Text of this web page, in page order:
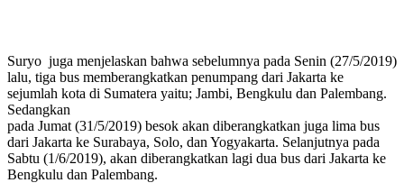
Suryo juga menjelaskan bahwa sebelumnya pada Senin (27/5/2019)
lalu, tiga bus memberangkatkan penumpang dari Jakarta ke
sejumlah kota di Sumatera yaitu; Jambi, Bengkulu dan Palembang.
Sedangkan
pada Jumat (31/5/2019) besok akan diberangkatkan juga lima bus
dari Jakarta ke Surabaya, Solo, dan Yogyakarta. Selanjutnya pada
Sabtu (1/6/2019), akan diberangkatkan lagi dua bus dari Jakarta ke
Bengkulu dan Palembang.